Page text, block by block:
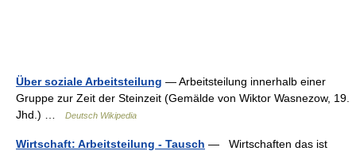
Über soziale Arbeitsteilung — Arbeitsteilung innerhalb einer
Gruppe zur Zeit der Steinzeit (Gemälde von Wiktor Wasnezow, 19.
Jhd.) …
Deutsch Wikipedia
Wirtschaft: Arbeitsteilung - Tausch — Wirtschaften das ist